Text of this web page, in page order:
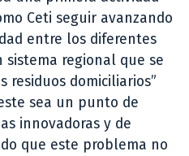
Ceti seguir avanzando
entre los diferentes
sistema regional que se
residuos domiciliarios”
sea un punto de
innovadoras y de
que este problema no